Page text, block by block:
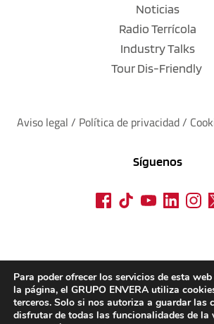
Noticias
Radio Terrícola
Industry Talks
Tour Dis-Friendly
Aviso legal / Política de privacidad /
Síguenos
Para poder ofrecer los servicios de esta
la página, el GRUPO ENVERA utiliza
terceros. Solo si nos autoriza a guardar las
disfrutar de todas las funcionalidades de la